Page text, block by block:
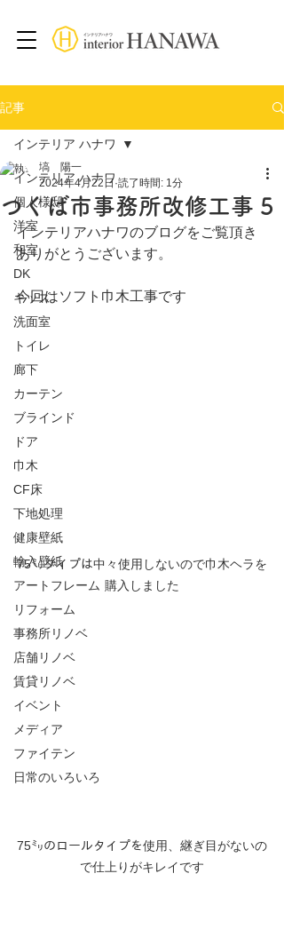
記事
インテリア ハナワ
個人様邸
洋室
和室
DK
キッズ
洗面室
トイレ
廊下
カーテン
ブラインド
ドア
巾木
CF床
下地処理
健康壁紙
輸入壁紙
アートフレーム
リフォーム
事務所リノベ
店舗リノベ
賃貸リノベ
イベント
メディア
ファイテン
日常のいろいろ
インテリア ハナワ
つくば市事務所改修工事 5
塙 陽一
2024年4月22日 読了時間: 1分
インテリアハナワのブログをご覧頂き
ありがとうございます。
今回はソフト巾木工事です
75㍉タイプは中々使用しないので巾木ヘラを
購入しました
75㍉のロールタイプを使用、継ぎ目がないの
で仕上りがキレイです